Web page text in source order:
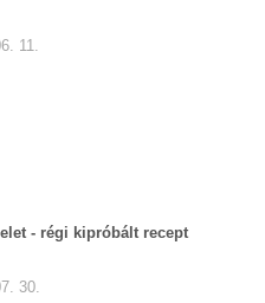
11.
- régi kipróbált recept
30.